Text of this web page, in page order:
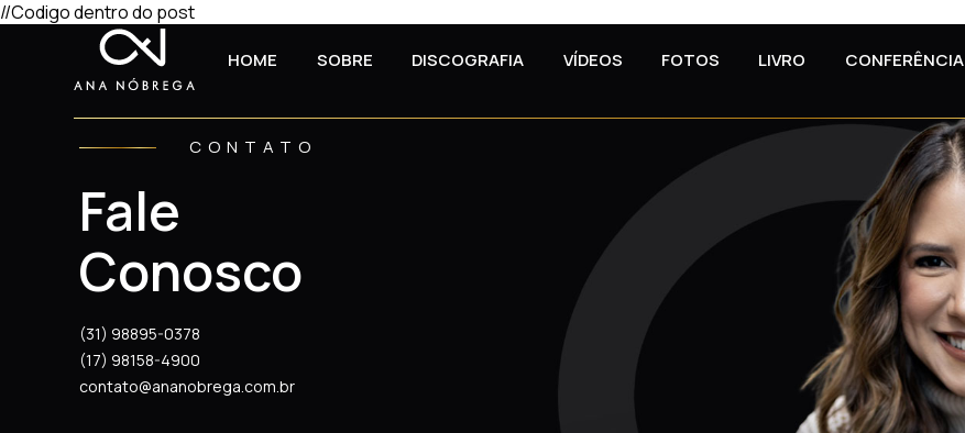
HOME SOBRE DISCOGRAFIA VÍDEOS FOTOS LIVRO CONFERÊNCIA
//Codigo dentro do post
CONTATO
Fale
Conosco
(31) 98895-0378
(17) 98158-4900
contato@ananobrega.com.br